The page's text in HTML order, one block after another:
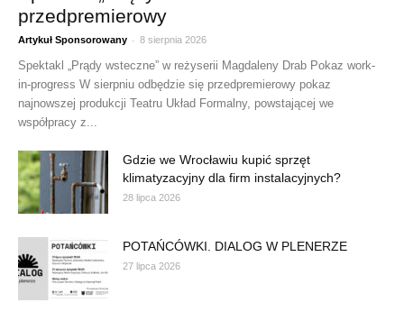
przedpremierowy
Artykuł Sponsorowany - 8 sierpnia 2026
Spektakl „Prądy wsteczne” w reżyserii Magdaleny Drab Pokaz work-
in-progress W sierpniu odbędzie się przedpremierowy pokaz
najnowszej produkcji Teatru Układ Formalny, powstającej we
współpracy z...
Gdzie we Wrocławiu kupić sprzęt
klimatyzacyjny dla firm instalacyjnych?
28 lipca 2026
POTAŃCÓWKI. DIALOG W PLENERZE
27 lipca 2026